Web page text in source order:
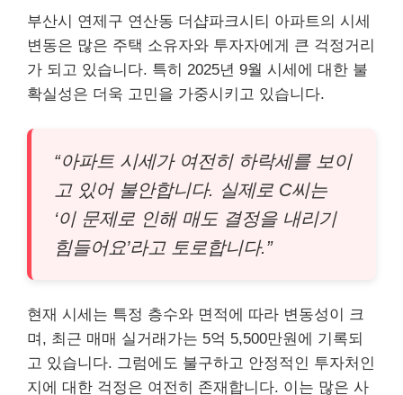
부산시 연제구 연산동 더샵파크시티 아파트의 시세
변동은 많은 주택 소유자와 투자자에게 큰 걱정거리
가 되고 있습니다. 특히 2025년 9월 시세에 대한 불
확실성은 더욱 고민을 가중시키고 있습니다.
“아파트 시세가 여전히 하락세를 보이
고 있어 불안합니다. 실제로 C씨는
‘이 문제로 인해 매도 결정을 내리기
힘들어요’라고 토로합니다.”
현재 시세는 특정 층수와 면적에 따라 변동성이 크
며, 최근 매매 실거래가는 5억 5,500만원에 기록되
고 있습니다. 그럼에도 불구하고 안정적인 투자처인
지에 대한 걱정은 여전히 존재합니다. 이는 많은 사